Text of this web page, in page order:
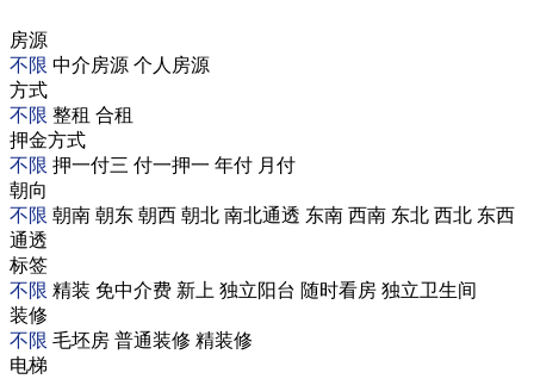
房源
不限 中介房源 个人房源
方式
不限 整租 合租
押金方式
不限 押一付三 付一押一 年付 月付
朝向
不限 朝南 朝东 朝西 朝北 南北通透 东南 西南 东北 西北 东西
通透
标签
不限 精装 免中介费 新上 独立阳台 随时看房 独立卫生间
装修
不限 毛坯房 普通装修 精装修
电梯